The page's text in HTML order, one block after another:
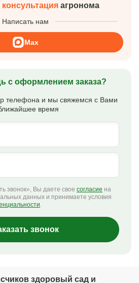
агронома
Написать нам
Max
с оформлением заказа?
телефона и мы свяжемся с Вами
время
звонок», Вы даете свое согласие на
данных и принимаете условия
.
звонок
здоровый сад и